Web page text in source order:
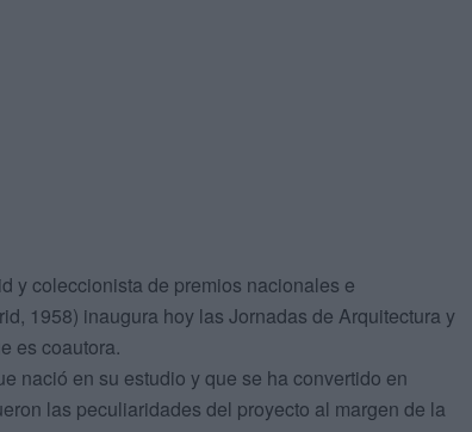
y coleccionista de premios nacionales e
1958) inaugura hoy las Jornadas de Arquitectura y
es coautora.
nació en su estudio y que se ha convertido en
las peculiaridades del proyecto al margen de la